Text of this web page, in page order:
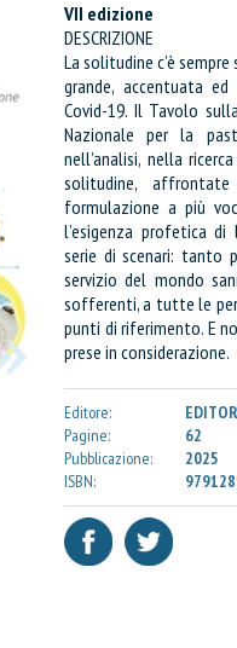
VII edizione
DESCRIZIONE
La solitudine c’è
grande, accentuata
Covid-19. Il Tavolo
Nazionale per la
nell’analisi, nella
solitudine,
formulazione a più
l’esigenza profetica
serie di scenari: tanto
servizio del mondo
sofferenti, a tutte le
punti di riferimento. E
prese in considerazione.
Editore:
Pagine:
62
Pubblicazione:
2025
ISBN: